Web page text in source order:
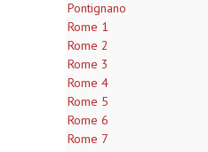
Pontignano
Rome 1
Rome 2
Rome 3
Rome 4
Rome 5
Rome 6
Rome 7